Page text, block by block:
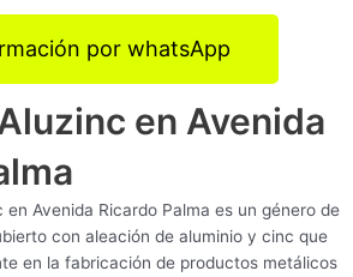
por whatsApp
en Avenida
en Avenida Ricardo Palma es un género de
con aleación de aluminio y cinc que
en la fabricación de productos metálicos